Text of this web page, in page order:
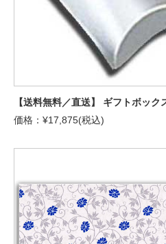
【送料無料／直送】 ギフトボック
価格：¥17,875(税込)